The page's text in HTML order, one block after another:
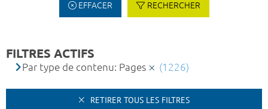
EFFACER RECHERCHER
FILTRES ACTIFS
Par type de contenu: Pages (1226)
RETIRER TOUS LES FILTRES